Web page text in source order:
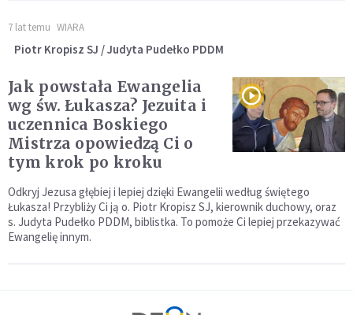
7 lat temu WIARA
Piotr Kropisz SJ / Judyta Pudełko PDDM
Jak powstała Ewangelia
wg św. Łukasza? Jezuita i
uczennica Boskiego
Mistrza opowiedzą Ci o
tym krok po kroku
Odkryj Jezusa głębiej i lepiej dzięki Ewangelii według świętego
Łukasza! Przybliży Ci ją o. Piotr Kropisz SJ, kierownik duchowy, oraz
s. Judyta Pudełko PDDM, biblistka. To pomoże Ci lepiej przekazywać
Ewangelię innym.